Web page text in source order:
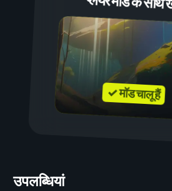
✓ मॉड चालू हैं
उपलब्धियां